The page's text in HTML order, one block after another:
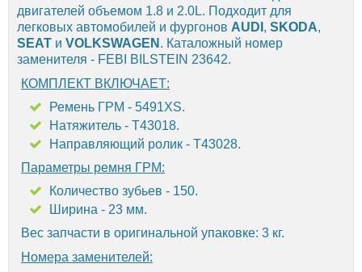
двигателей объемом 1.8 и 2.0L. Подходит для
легковых автомобилей и фургонов AUDI , SKODA,
SEAT и VOLKSWAGEN . Каталожный номер
заменителя - FEBI BILSTEIN 23642.
КОМПЛЕКТ ВКЛЮЧАЕТ:
Ремень ГРМ - 5491XS.
Натяжитель - T43018.
Направляющий ролик - T43028.
Параметры ремня ГРМ:
Количество зубьев - 150.
Ширина - 23 мм.
Вес запчасти в оригинальной упаковке: 3 кг.
Номера заменителей: